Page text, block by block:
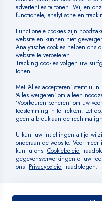
Veelgestelde vragen
SOCIAL MEDIA
BETAALMOGELIJKHEDEN
Algemene voorwaarden